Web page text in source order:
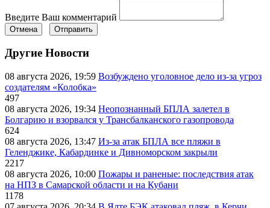
Введите Ваш комментарий
Отмена Отправить
Другие Новости
08 августа 2026, 19:59 Возбуждено уголовное дело из-за угроз
создателям «Колобка»
497
08 августа 2026, 19:34 Неопознанный БПЛА залетел в
Болгарию и взорвался у Трансбалканского газопровода
624
08 августа 2026, 13:47 Из-за атак БПЛА все пляжи в
Геленджике, Кабардинке и Дивноморском закрыли
2217
08 августа 2026, 10:00 Пожары и раненые: последствия атак
на НПЗ в Самарской области и на Кубани
1178